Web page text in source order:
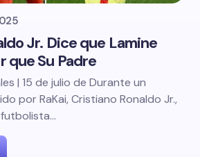
Jr. Dice que Lamine
que Su Padre
| 15 de julio de Durante un
por RaKai, Cristiano Ronaldo Jr.,